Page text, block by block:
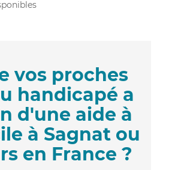
vos proches
handicapé a
d'une aide à
à Sagnat ou
en France ?